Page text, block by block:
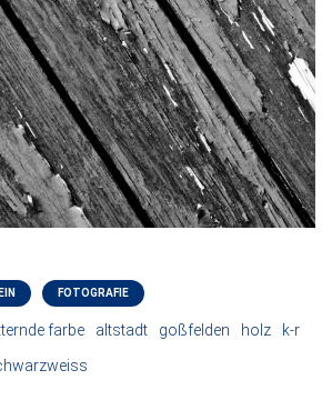
FOTOGRAFIE
farbe altstadt goßfelden holz
k-r